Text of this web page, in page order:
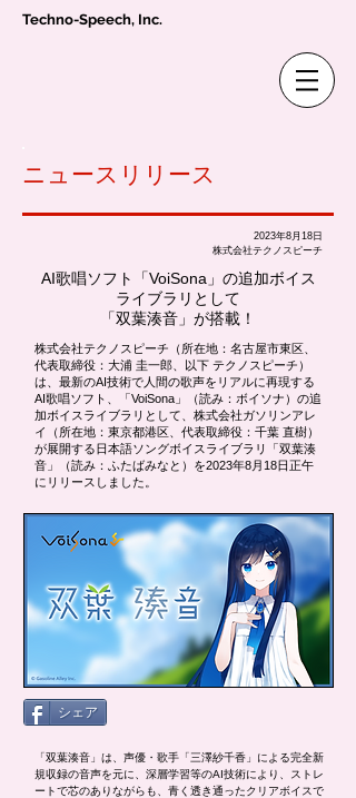
Techno-Speech, Inc.
ニュースリリース
2023年8月18日
株式会社テクノスピーチ
AI歌唱ソフト「VoiSona」の追加ボイス
ライブラリとして
「双葉湊音」が搭載！
株式会社テクノスピーチ（所在地：名古屋市東区、
代表取締役：大浦 圭一郎、以下 テクノスピーチ）
は、最新のAI技術で人間の歌声をリアルに再現する
AI歌唱ソフト、「VoiSona」（読み：ボイソナ）の追
加ボイスライブラリとして、株式会社ガソリンアレ
イ（所在地：東京都港区、代表取締役：千葉 直樹）
が展開する日本語ソングボイスライブラリ「双葉湊
音」（読み：ふたばみなと）を2023年8月18日正午
にリリースしました。
シェア
「双葉湊音」は、声優・歌手「三澤紗千香」による完全新
規収録の音声を元に、深層学習等のAI技術により、ストレ
ートで芯のありながらも、青く透き通ったクリアボイスで